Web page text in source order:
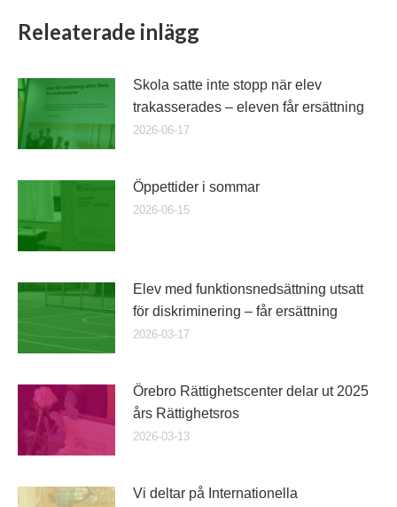
Releaterade inlägg
Skola satte inte stopp när elev
trakasserades – eleven får ersättning
2026-06-17
Öppettider i sommar
2026-06-15
Elev med funktionsnedsättning utsatt
för diskriminering – får ersättning
2026-03-17
Örebro Rättighetscenter delar ut 2025
års Rättighetsros
2026-03-13
Vi deltar på Internationella